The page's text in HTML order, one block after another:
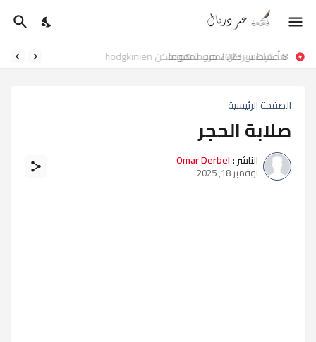
مذكرات سرطان لمفوما هودجكن hodgkinien8 أغسطس 2023 حرب لمفوما
الصفحة الرئيسية
صلابة الحجر
الناشر :Omar Derbel
نوفمبر 18, 2025